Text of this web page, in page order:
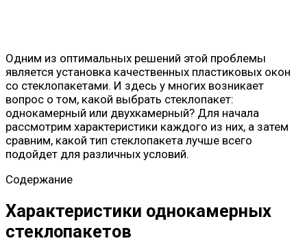
Одним из оптимальных решений этой проблемы
является установка качественных пластиковых окон
со стеклопакетами. И здесь у многих возникает
вопрос о том, какой выбрать стеклопакет:
однокамерный или двухкамерный? Для начала
рассмотрим характеристики каждого из них, а затем
сравним, какой тип стеклопакета лучше всего
подойдет для различных условий.
Содержание
Характеристики однокамерных
стеклопакетов